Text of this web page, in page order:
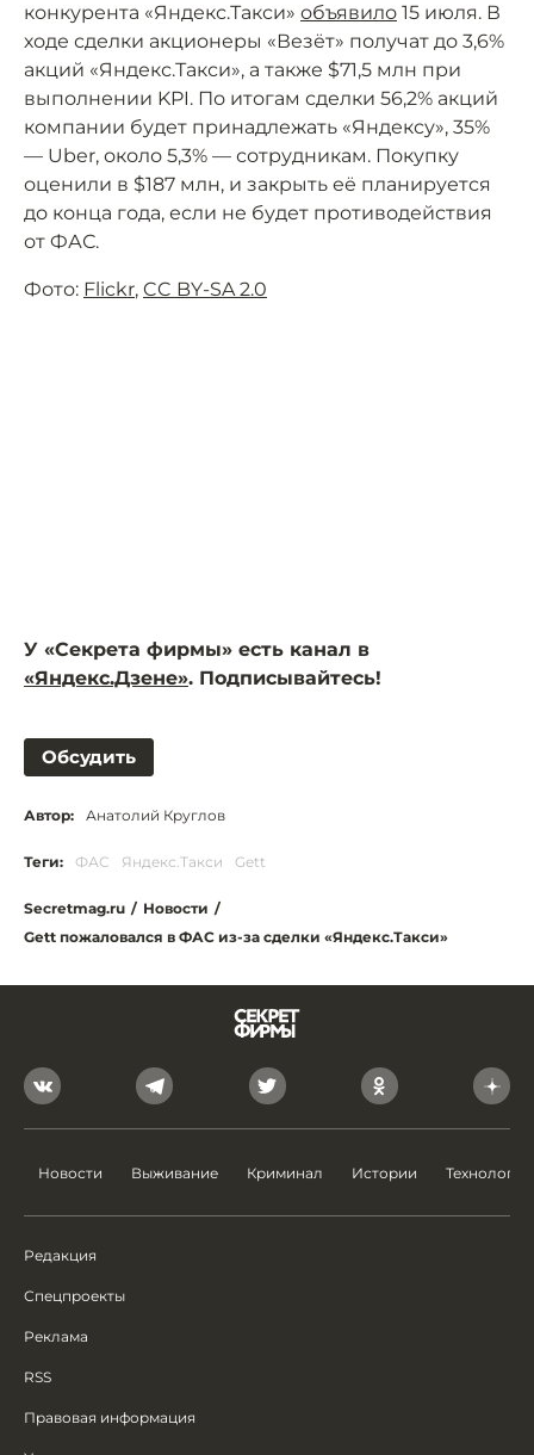
конкурента «Яндекс.Такси» объявило 15 июля. В
ходе сделки акционеры «Везёт» получат до 3,6%
акций «Яндекс.Такси», а также $71,5 млн при
выполнении KPI. По итогам сделки 56,2% акций
компании будет принадлежать «Яндексу», 35%
— Uber, около 5,3% — сотрудникам. Покупку
оценили в $187 млн, и закрыть её планируется
до конца года, если не будет противодействия
от ФАС.
Фото: Flickr, CC BY-SA 2.0
У «Секрета фирмы» есть канал в
«Яндекс.Дзене». Подписывайтесь!
Обсудить
Автор: Анатолий Круглов
Теги: ФАС Яндекс.Такси Gett
Secretmag.ru / Новости /
Gett пожаловался в ФАС из-за сделки «Яндекс.Такси»
Новости Выживание Криминал Истории Технологии
Редакция
Спецпроекты
Реклама
RSS
Правовая информация